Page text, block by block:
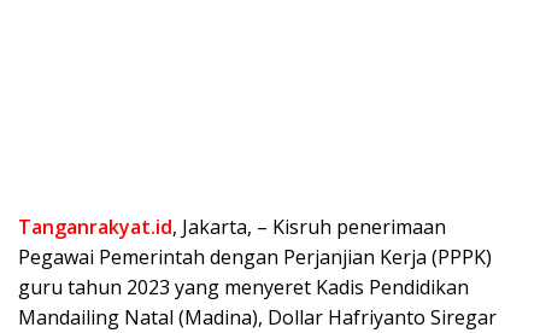
Tanganrakyat.id, Jakarta, – Kisruh penerimaan
Pegawai Pemerintah dengan Perjanjian Kerja (PPPK)
guru tahun 2023 yang menyeret Kadis Pendidikan
Mandailing Natal (Madina), Dollar Hafriyanto Siregar